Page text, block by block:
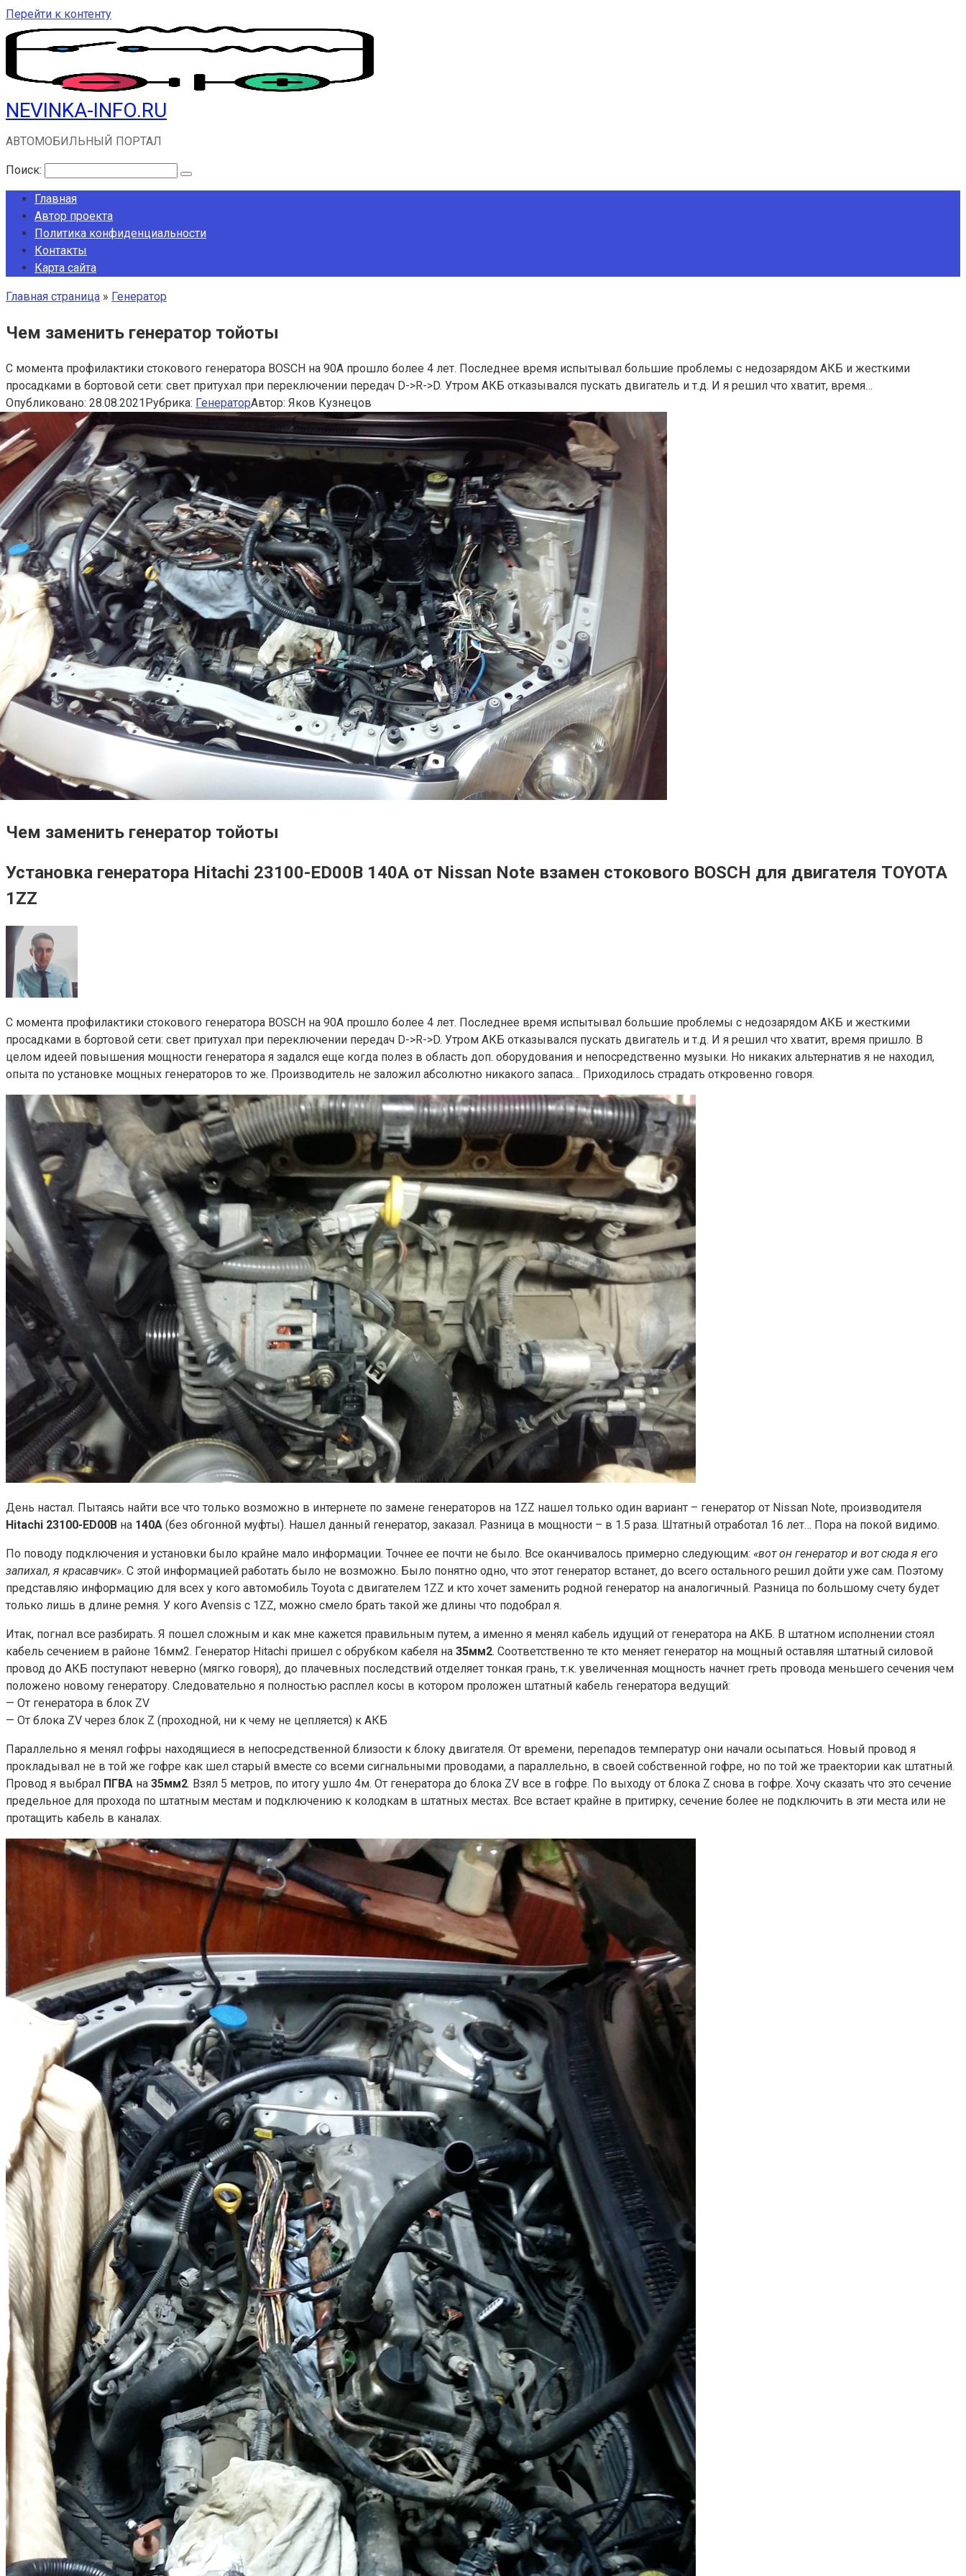
Перейти к контенту
NEVINKA-INFO.RU
АВТОМОБИЛЬНЫЙ ПОРТАЛ
Поиск:
Главная
Автор проекта
Политика конфиденциальности
Контакты
Карта сайта
Главная страница » Генератор
Чем заменить генератор тойоты
С момента профилактики стокового генератора BOSCH на 90А прошло более 4 лет. Последнее время испытывал большие проблемы с недозарядом АКБ и жесткими
просадками в бортовой сети: свет притухал при переключении передач D->R->D. Утром АКБ отказывался пускать двигатель и т.д. И я решил что хватит, время…
Опубликовано: 28.08.2021Рубрика: ГенераторАвтор: Яков Кузнецов
Чем заменить генератор тойоты
Установка генератора Hitachi 23100-ED00B 140А от Nissan Note взамен стокового BOSCH для двигателя TOYOTA
1ZZ
С момента профилактики стокового генератора BOSCH на 90А прошло более 4 лет. Последнее время испытывал большие проблемы с недозарядом АКБ и жесткими
просадками в бортовой сети: свет притухал при переключении передач D->R->D. Утром АКБ отказывался пускать двигатель и т.д. И я решил что хватит, время пришло. В
целом идеей повышения мощности генератора я задался еще когда полез в область доп. оборудования и непосредственно музыки. Но никаких альтернатив я не находил,
опыта по установке мощных генераторов то же. Производитель не заложил абсолютно никакого запаса… Приходилось страдать откровенно говоря.
День настал. Пытаясь найти все что только возможно в интернете по замене генераторов на 1ZZ нашел только один вариант – генератор от Nissan Note, производителя
Hitachi 23100-ED00B на 140А (без обгонной муфты). Нашел данный генератор, заказал. Разница в мощности – в 1.5 раза. Штатный отработал 16 лет… Пора на покой видимо.
По поводу подключения и установки было крайне мало информации. Точнее ее почти не было. Все оканчивалось примерно следующим: «вот он генератор и вот сюда я его
запихал, я красавчик». С этой информацией работать было не возможно. Было понятно одно, что этот генератор встанет, до всего остального решил дойти уже сам. Поэтому
представляю информацию для всех у кого автомобиль Toyota с двигателем 1ZZ и кто хочет заменить родной генератор на аналогичный. Разница по большому счету будет
только лишь в длине ремня. У кого Avensis с 1ZZ, можно смело брать такой же длины что подобрал я.
Итак, погнал все разбирать. Я пошел сложным и как мне кажется правильным путем, а именно я менял кабель идущий от генератора на АКБ. В штатном исполнении стоял
кабель сечением в районе 16мм2. Генератор Hitachi пришел с обрубком кабеля на 35мм2. Соответственно те кто меняет генератор на мощный оставляя штатный силовой
провод до АКБ поступают неверно (мягко говоря), до плачевных последствий отделяет тонкая грань, т.к. увеличенная мощность начнет греть провода меньшего сечения чем
положено новому генератору. Следовательно я полностью расплел косы в котором проложен штатный кабель генератора ведущий:
— От генератора в блок ZV
— От блока ZV через блок Z (проходной, ни к чему не цепляется) к АКБ
Параллельно я менял гофры находящиеся в непосредственной близости к блоку двигателя. От времени, перепадов температур они начали осыпаться. Новый провод я
прокладывал не в той же гофре как шел старый вместе со всеми сигнальными проводами, а параллельно, в своей собственной гофре, но по той же траектории как штатный.
Провод я выбрал ПГВА на 35мм2. Взял 5 метров, по итогу ушло 4м. От генератора до блока ZV все в гофре. По выходу от блока Z снова в гофре. Хочу сказать что это сечение
предельное для прохода по штатным местам и подключению к колодкам в штатных местах. Все встает крайне в притирку, сечение более не подключить в эти места или не
протащить кабель в каналах.